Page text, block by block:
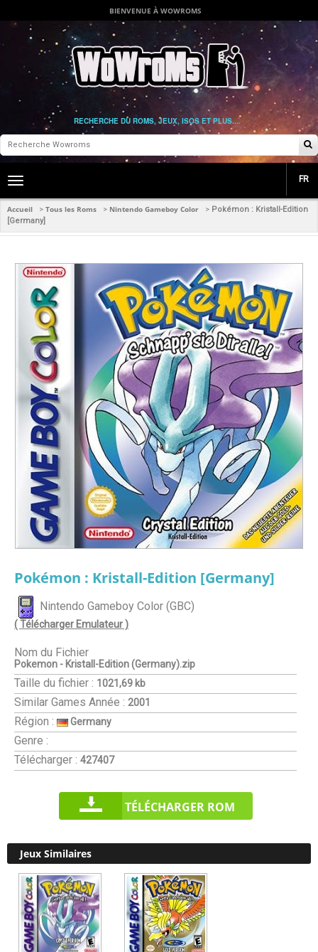
BIENVENUE À WOWROMS
RECHERCHE DU ROMS, JEUX, ISOS ET PLUS....
Toggle
navigation
FR
Accueil > Tous les Roms > Nintendo Gameboy Color > Pokémon : Kristall-Edition
[Germany]
Pokémon : Kristall-Edition [Germany]
Nintendo Gameboy Color (GBC)
( Télécharger Emulateur )
Nom du Fichier
Pokemon - Kristall-Edition (Germany).zip
Taille du fichier : 1021,69 kb
Similar Games Année : 2001
Région : Germany
Genre :
Télécharger : 427407
TÉLÉCHARGER ROM
Jeux Similaires